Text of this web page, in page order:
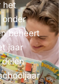
het
onder
beheert
jaar